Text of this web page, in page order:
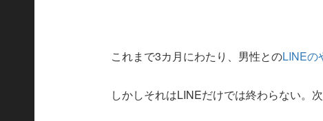
これまで3カ月にわたり、男性とのLINEの
しかしそれはLINEだけでは終わらない。